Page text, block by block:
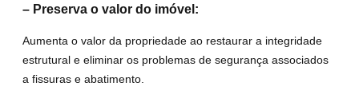
– Preserva o valor do imóvel:
Aumenta o valor da propriedade ao restaurar a integridade
estrutural e eliminar os problemas de segurança associados
a fissuras e abatimento.